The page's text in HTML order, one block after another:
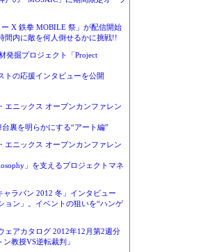
X 鉄拳 MOBILE 祭」が配信開始
間内に敵を何人倒せるかに挑戦!!
発掘プロジェクト「Project
トの応援インタビューを公開
エニックス オープンカンファレン
台裏を明らかにする“アート編”
エニックス オープンカンファレン
」を支えるプロジェクトマネ
ャラバン 2012 冬」インタビュー
ョン」。イベントの狙いを“ハンゲ
ェアカタログ 2012年12月第2週分
教授VS逆転裁判」